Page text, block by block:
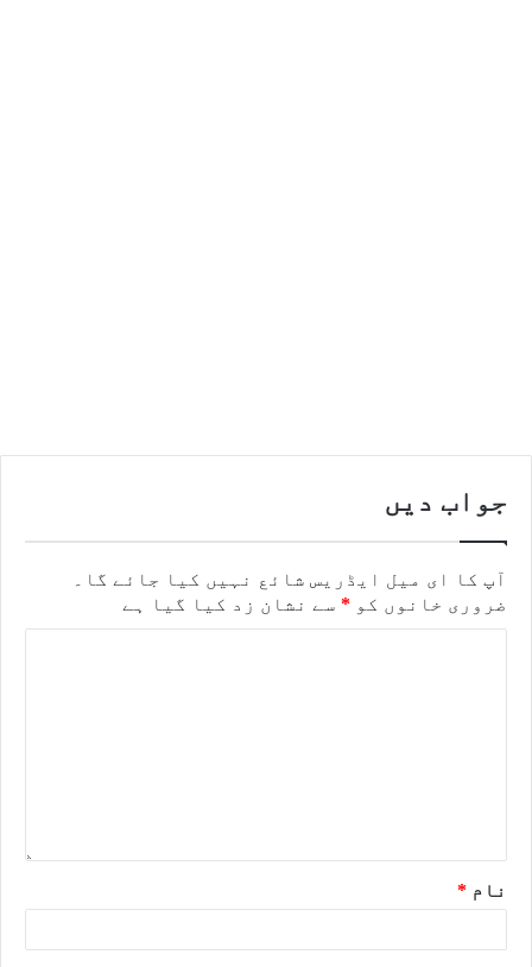
جواب دیں
آپ کا ای میل ایڈریس شائع نہیں کیا جائے گا۔
ضروری خانوں کو * سے نشان زد کیا گیا ہے
نام *